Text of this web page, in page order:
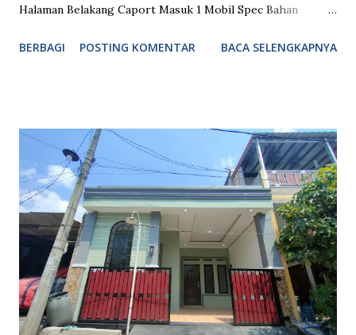
Halaman Belakang Caport Masuk 1 Mobil Spec Bahan
Plafon Gypsum Aplus Tinggi Plafon 3,2 Meter Lantai Granit
Rumah Sakit Dekat Sekolahan Dekat Akses Jalan Tol Dekat
Akses Stasiun Kereta Masuk Mobil ATM Center Sport
Center Lingkungan Aman & Nyaman Lokasi Bebas Banjir
Kolam Renang Akses Menuju Akses Jalan Tol: 10 Menit
Menuju Tol Bekasi Timur (Jakarta - Cikampek) 5 Menit
Menuju Tol Tambun (Jakarta - Cikampek) 15 Menit Menuju
Tol Burangkeng (Cibitung - Cimanggis) Akses Menuju
Akses Stasiun Kereta: 10 Menit Menuju Stasiun LRT Jati
Mulya 25 Menit Menuju Stasiun KRL Tambun Fasilitas
BERBAGI POSTING KOMENTAR BACA SELENGKAPNYA